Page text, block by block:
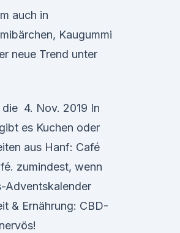
auch in
Kaugummi
neue Trend unter
4. Nov. 2019 In
es Kuchen oder
aus Hanf: Café
zumindest, wenn
Adventskalender
& Ernährung: CBD-